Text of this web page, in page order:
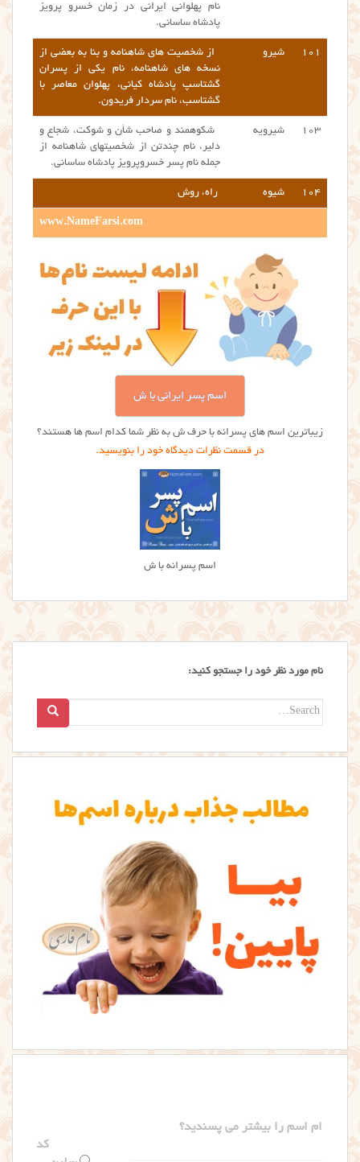
نام پهلوانی ایرانی در زمان خسرو پرویز
پادشاه ساسانی.
۱۰۱ شیرو
از شخصیت های شاهنامه و بنا به بعضی از
نسخه های شاهنامه، نام یکی از پسران
گشتاسپ پادشاه کیانی، پهلوان معاصر با
گشتاسب، نام سردار فریدون.
۱۰۳ شیرویه
شکوهمند و صاحب شأن و شوکت، شجاع و
دلیر، نام چندتن از شخصیتهای شاهنامه از
جمله نام پسر خسروپرویز پادشاه ساسانی.
۱۰۴ شیوه راه، روش
www.NameFarsi.com
اسم پسر ایرانی با ش
زیباترین اسم های پسرانه با حرف ش به نظر شما کدام اسم ها هستند؟
در قسمت نظرات دیدگاه خود را بنویسید.
اسم پسرانه با ش
نام مورد نظر خود را جستجو کنید:
Search